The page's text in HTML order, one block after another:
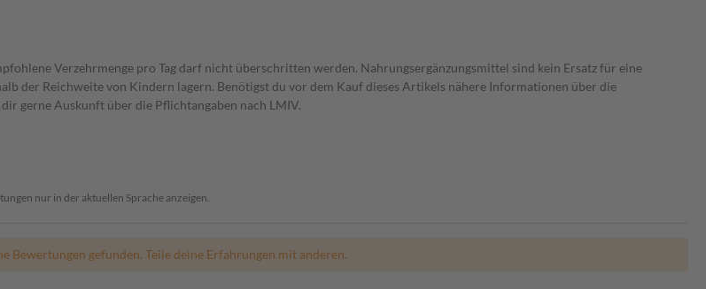
Verzehrmenge pro Tag darf nicht überschritten werden. Nahrungsergänzungsmittel sind kein Ersatz für eine
der Reichweite von Kindern lagern. Benötigst du vor dem Kauf dieses Artikels nähere Informationen über die
gerne Auskunft über die Pflichtangaben nach LMIV.
nur in der aktuellen Sprache anzeigen.
Bewertungen gefunden. Teile deine Erfahrungen mit anderen.